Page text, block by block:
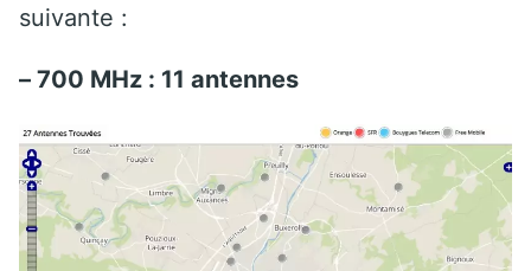
suivante :
– 700 MHz : 11 antennes